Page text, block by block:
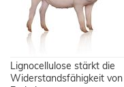
Lignocellulose stärkt die
Widerstandsfähigkeit von